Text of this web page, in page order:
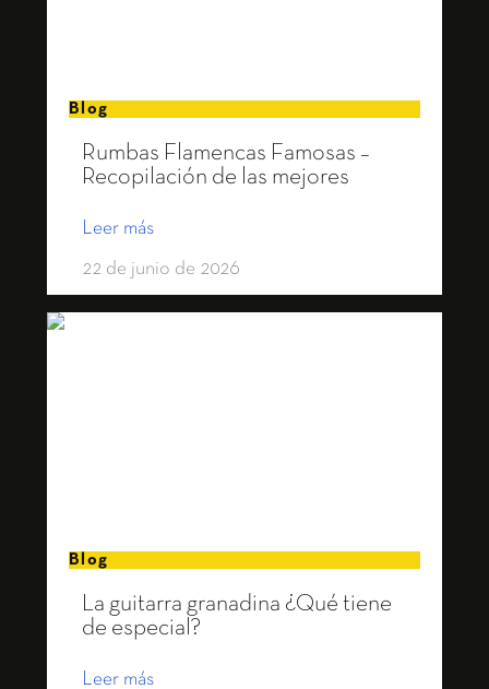
Blog
Rumbas Flamencas Famosas –
Recopilación de las mejores
Leer más
22 de junio de 2026
Blog
La guitarra granadina ¿Qué tiene
de especial?
Leer más